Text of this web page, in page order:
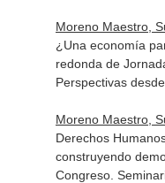
Moreno Maestro,
¿Una economía
redonda de
Perspectivas
Moreno Maestro,
Derechos
construyendo
Congreso.